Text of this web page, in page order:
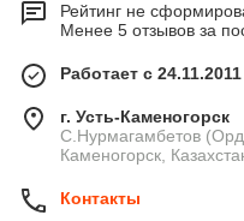
Рейтинг не
Менее 5 отзывов за
Работает с 24.11.2011
г. Усть-Каменогорск
С.Нурмагамбетов
Каменогорск,
Контакты